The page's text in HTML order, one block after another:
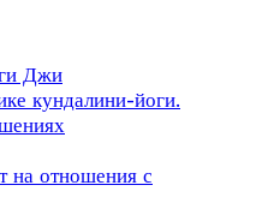
Джи
кундалини-йоги.
на отношения с